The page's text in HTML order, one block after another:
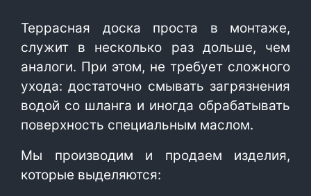
Террасная доска проста в монтаже,
служит в несколько раз дольше, чем
аналоги. При этом, не требует сложного
ухода: достаточно смывать загрязнения
водой со шланга и иногда обрабатывать
поверхность специальным маслом.
Мы производим и продаем изделия,
которые выделяются: